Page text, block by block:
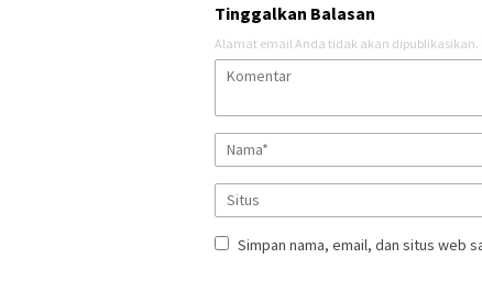
Tinggalkan Balasan
Alamat email Anda tidak akan dipublikasikan.
Simpan nama, email, dan situs web